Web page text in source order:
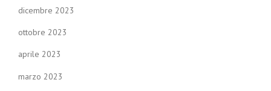
dicembre 2023
ottobre 2023
aprile 2023
marzo 2023